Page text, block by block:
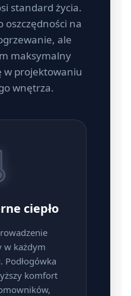
standard życia.
na
ale
maksymalny
w projektowaniu
wnętrza.
ciepło
w każdym
Podłogówka
komfort